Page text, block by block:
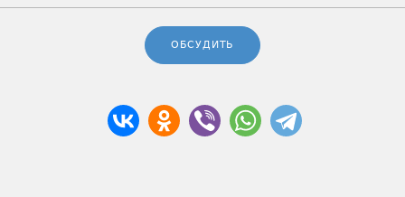
ОБСУДИТЬ